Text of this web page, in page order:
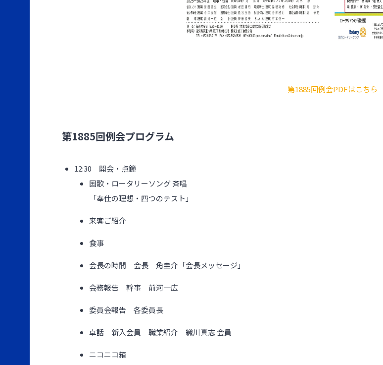
第1885回例会PDFはこちら
第1885回例会プログラム
12:30 開会・点鐘
国歌・ロータリーソング 斉唱
「奉仕の理想・四つのテスト」
来客ご紹介
食事
会長の時間 会長 角圭介「会長メッセージ」
会務報告 幹事 前河一広
委員会報告 各委員長
卓話 新入会員 職業紹介 織川真志 会員
ニコニコ箱